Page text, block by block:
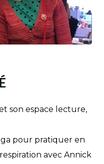
son espace lecture,
pour pratiquer en
avec Annick